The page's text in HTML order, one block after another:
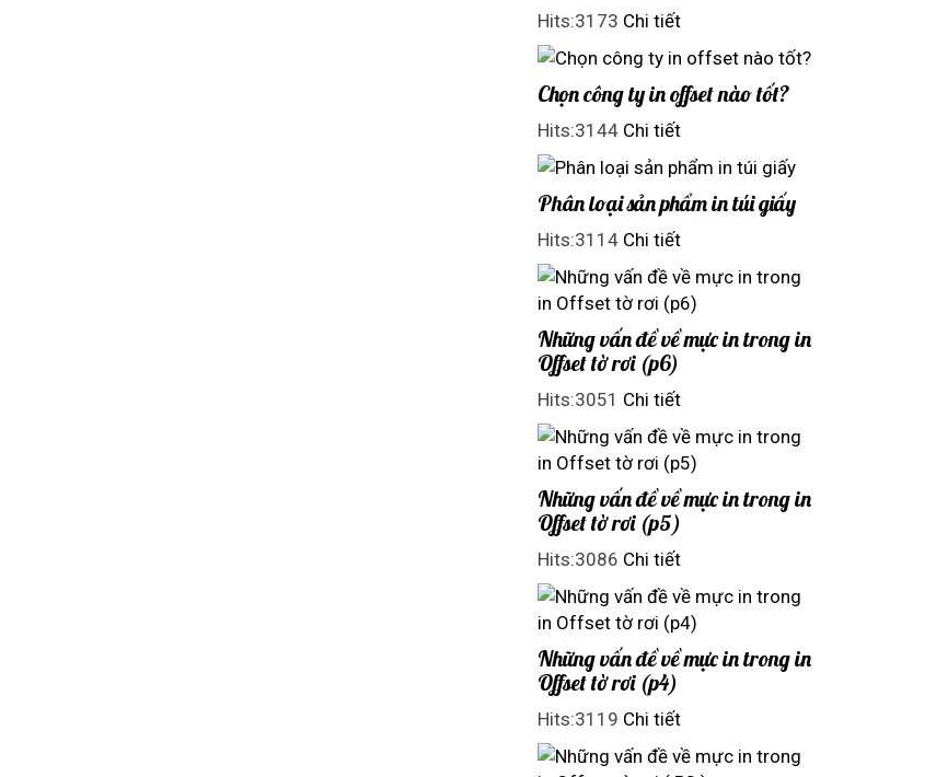
Hits:3173 Chi tiết
Chọn công ty in offset nào tốt?
Hits:3144 Chi tiết
Phân loại sản phẩm in túi giấy
Hits:3114 Chi tiết
Những vấn đề về mực in trong in
Offset tờ rơi (p6)
Hits:3051 Chi tiết
Những vấn đề về mực in trong in
Offset tờ rơi (p5)
Hits:3086 Chi tiết
Những vấn đề về mực in trong in
Offset tờ rơi (p4)
Hits:3119 Chi tiết